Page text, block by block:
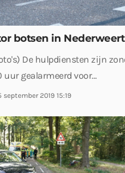
botsen in Nederweert
De hulpdiensten zijn
uur gealarmeerd voor…
september 2019 15:19